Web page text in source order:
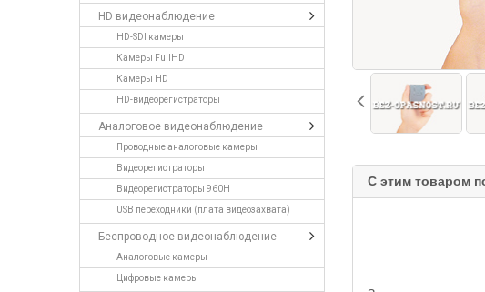
HD видеонаблюдение
HD-SDI камеры
Камеры FullHD
Камеры HD
HD-видеорегистраторы
Аналоговое видеонаблюдение
Проводные аналоговые камеры
Видеорегистраторы
Видеорегистраторы 960H
USB переходники (плата видеозахвата)
Беспроводное видеонаблюдение
Аналоговые камеры
Цифровые камеры
C этим товаром